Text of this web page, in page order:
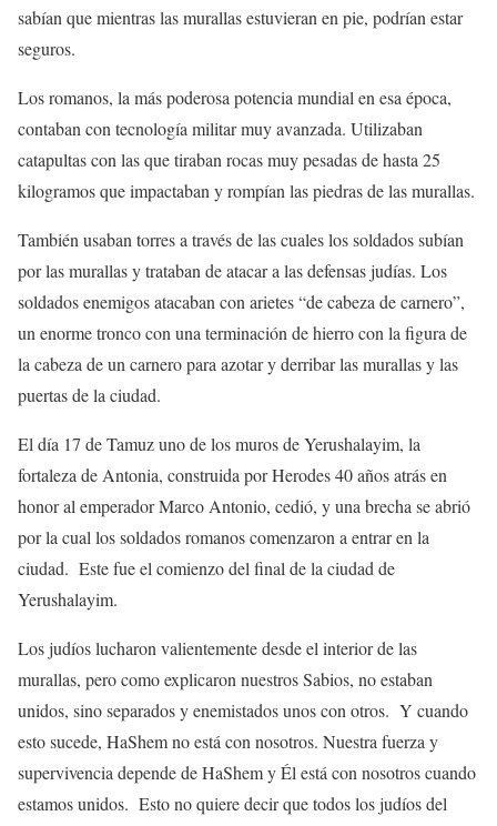
sabían que mientras las murallas estuvieran en pie, podrían estar
seguros.
Los romanos, la más poderosa potencia mundial en esa época,
contaban con tecnología militar muy avanzada. Utilizaban
catapultas con las que tiraban rocas muy pesadas de hasta 25
kilogramos que impactaban y rompían las piedras de las murallas.
También usaban torres a través de las cuales los soldados subían
por las murallas y trataban de atacar a las defensas judías. Los
soldados enemigos atacaban con arietes “de cabeza de carnero”,
un enorme tronco con una terminación de hierro con la figura de
la cabeza de un carnero para azotar y derribar las murallas y las
puertas de la ciudad.
El día 17 de Tamuz uno de los muros de Yerushalayim, la
fortaleza de Antonia, construida por Herodes 40 años atrás en
honor al emperador Marco Antonio, cedió, y una brecha se abrió
por la cual los soldados romanos comenzaron a entrar en la
ciudad. Este fue el comienzo del final de la ciudad de
Yerushalayim.
Los judíos lucharon valientemente desde el interior de las
murallas, pero como explicaron nuestros Sabios, no estaban
unidos, sino separados y enemistados unos con otros. Y cuando
esto sucede, HaShem no está con nosotros. Nuestra fuerza y
supervivencia depende de HaShem y Él está con nosotros cuando
estamos unidos. Esto no quiere decir que todos los judíos del